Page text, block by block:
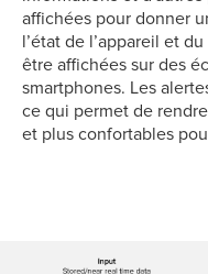
affichées pour donner
l’état de l’appareil et
être affichées sur des
smartphones. Les
ce qui permet de
et plus confortables